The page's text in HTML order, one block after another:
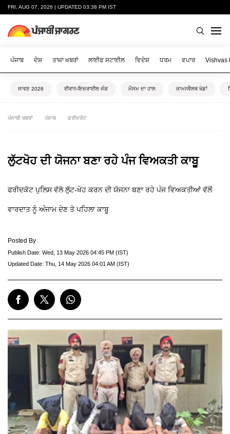
FRI, AUG 07, 2026 | UPDATED 03:38 PM IST
ਪੰਜਾਬ ਦੇਸ਼ ਤਾਜ਼ਾ ਖ਼ਬਰਾਂ ਲਾਈਫ ਸਟਾਈਲ ਵਿਦੇਸ਼ ਧਰਮ ਵਪਾਰ Vishvas
ਸਾਵਣ 2026 ਈਰਾਨ-ਇਜ਼ਰਾਈਲ ਜੰਗ ਮੌਸਮ ਦਾ ਹਾਲ ਕਾਮਨਵੈਲਥ ਖੇਡਾਂ
ਪੰਜਾਬੀ ਖ਼ਬਰਾਂ ਪੰਜਾਬ ਫਰੀਦਕੋਟ
ਲੁੱਟਖੋਹ ਦੀ ਯੋਜਨਾ ਬਣਾ ਰਹੇ ਪੰਜ ਵਿਅਕਤੀ ਕਾਬੂ
ਫਰੀਦਕੋਟ ਪੁਲਿਸ ਵੱਲੋ ਲੁੱਟ-ਖੋਹ ਕਰਨ ਦੀ ਯੋਜਨਾ ਬਣਾ ਰਹੇ ਪੰਜ ਵਿਅਕਤੀਆਂ ਵੱਲੋਂ
ਵਾਰਦਾਤ ਨੂੰ ਅੰਜਾਮ ਦੇਣ ਤੋ ਪਹਿਲਾ ਕਾਬੂ
Posted By
Publish Date: Wed, 13 May 2026 04:45 PM (IST)
Updated Date: Thu, 14 May 2026 04:01 AM (IST)